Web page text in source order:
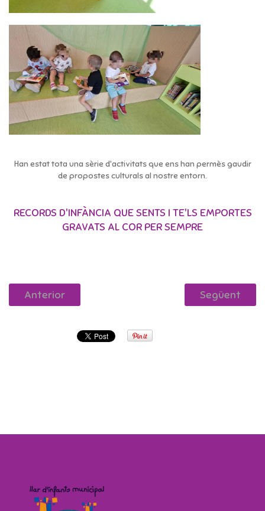
Han estat tota una sèrie d'activitats que ens han permès gaudir
de propostes culturals al nostre entorn.
RECORDS D'INFÀNCIA QUE SENTS I TE'LS EMPORTES
GRAVATS AL COR PER SEMPRE
Anterior Següent